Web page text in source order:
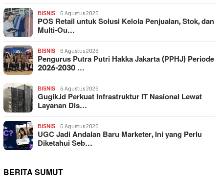
BISNIS 6 Agustus 2026
POS Retail untuk Solusi Kelola Penjualan, Stok, dan
Multi-Ou…
BISNIS 6 Agustus 2026
Pengurus Putra Putri Hakka Jakarta (PPHJ) Periode
2026-2030 …
BISNIS 6 Agustus 2026
Gugik.id Perkuat Infrastruktur IT Nasional Lewat
Layanan Dis…
BISNIS 6 Agustus 2026
UGC Jadi Andalan Baru Marketer, Ini yang Perlu
Diketahui Seb…
BERITA SUMUT